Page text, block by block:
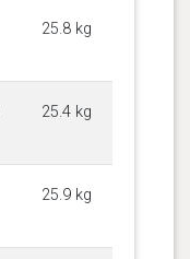
25.8 kg
25.4 kg
25.9 kg